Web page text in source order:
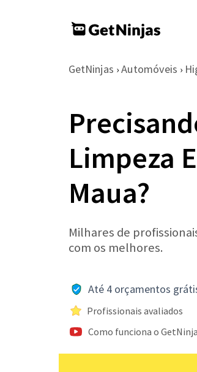
GetNinjas › Automóveis ›
Limpeza
Maua?
Milhares de
com os melhores.
Até 4 orçamentos
Profissionais avaliados
Como funciona o